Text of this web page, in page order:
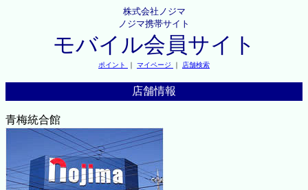
株式会社ノジマ
ノジマ携帯サイト
モバイル会員サイト
ポイント ｜ マイページ ｜ 店舗検索
店舗情報
青梅統合館